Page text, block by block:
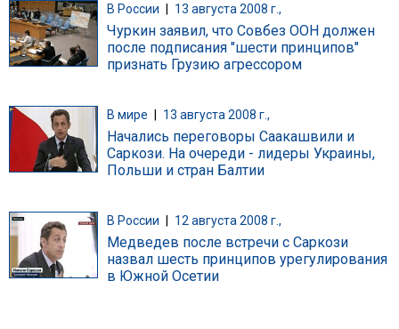
В России 13 августа 2008 г.,
Чуркин заявил, что Совбез ООН должен
после подписания "шести принципов"
признать Грузию агрессором
В мире 13 августа 2008 г.,
Начались переговоры Саакашвили и
Саркози. На очереди - лидеры Украины,
Польши и стран Балтии
В России 12 августа 2008 г.,
Медведев после встречи с Саркози
назвал шесть принципов урегулирования
в Южной Осетии